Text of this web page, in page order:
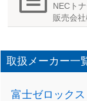
NECト
販売会
取扱メーカー一
富士ゼロックス